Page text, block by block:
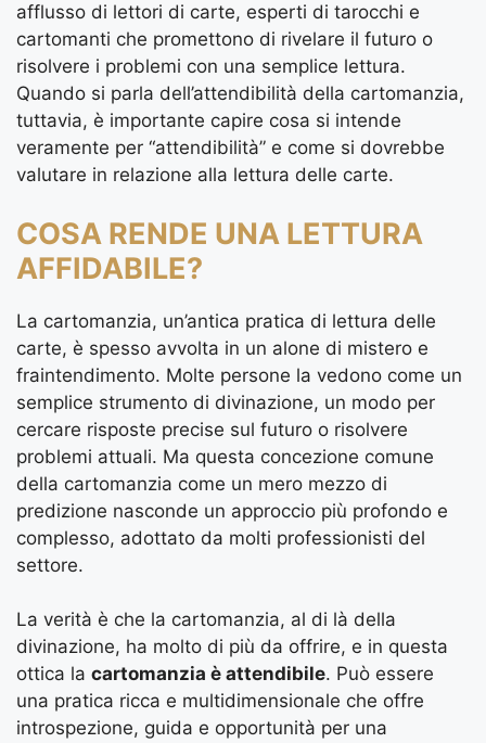
afflusso di lettori di carte, esperti di tarocchi e
cartomanti che promettono di rivelare il futuro o
risolvere i problemi con una semplice lettura.
Quando si parla dell’attendibilità della cartomanzia,
tuttavia, è importante capire cosa si intende
veramente per “attendibilità” e come si dovrebbe
valutare in relazione alla lettura delle carte.
COSA RENDE UNA LETTURA
AFFIDABILE?
La cartomanzia, un’antica pratica di lettura delle
carte, è spesso avvolta in un alone di mistero e
fraintendimento. Molte persone la vedono come un
semplice strumento di divinazione, un modo per
cercare risposte precise sul futuro o risolvere
problemi attuali. Ma questa concezione comune
della cartomanzia come un mero mezzo di
predizione nasconde un approccio più profondo e
complesso, adottato da molti professionisti del
settore.
La verità è che la cartomanzia, al di là della
divinazione, ha molto di più da offrire, e in questa
ottica la cartomanzia è attendibile. Può essere
una pratica ricca e multidimensionale che offre
introspezione, guida e opportunità per una